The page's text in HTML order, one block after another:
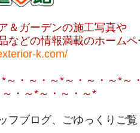
＆ガーデンの施工写真や
などの情報満載のホーム
k.com/
～・～・～*～・～・～*～
・～*～・～・～*
フブログ、ごゆっくりご